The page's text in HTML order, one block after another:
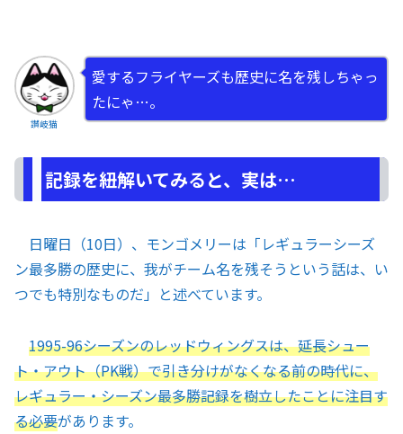
讃岐猫
愛するフライヤーズも歴史に名を残しちゃっ
たにゃ…。
記録を紐解いてみると、実は…
日曜日（10日）、モンゴメリーは「レギュラーシーズ
ン最多勝の歴史に、我がチーム名を残そうという話は、い
つでも特別なものだ」と述べています。
1995-96シーズンのレッドウィングスは、延長シュー
ト・アウト（PK戦）で引き分けがなくなる前の時代に、
レギュラー・シーズン最多勝記録を樹立したことに注目す
る必要があります。